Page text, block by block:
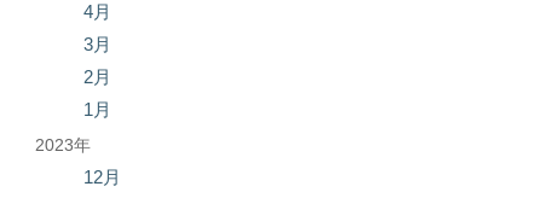
4月
3月
2月
1月
2023年
12月